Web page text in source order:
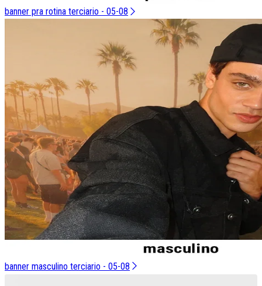
banner pra rotina terciario - 05-08
banner masculino terciario - 05-08